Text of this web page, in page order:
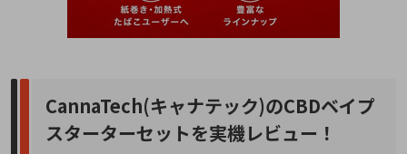
CannaTech(キャナテック)のCBDベイプ
スターターセットを実機レビュー！